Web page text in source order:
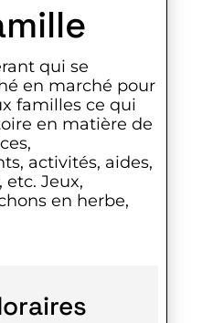
qui se
en marché pour
familles ce qui
en matière de
activités, aides,
etc. Jeux,
en herbe,